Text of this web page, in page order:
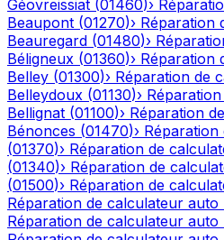
Géovreissiat (01460)›
Beaupont (01270)› Réparation
Beauregard (01480)›
Béligneux (01360)› Réparation
Belley (01300)› Réparation de
Belleydoux (01130)›
Bellignat (01100)› Réparation
Bénonces (01470)›
(01370)› Réparation de
(01340)› Réparation de
(01500)› Réparation de
Réparation de calculateur auto
Réparation de calculateur auto